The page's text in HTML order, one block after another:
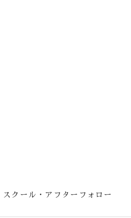
スクール・アフターフォロー